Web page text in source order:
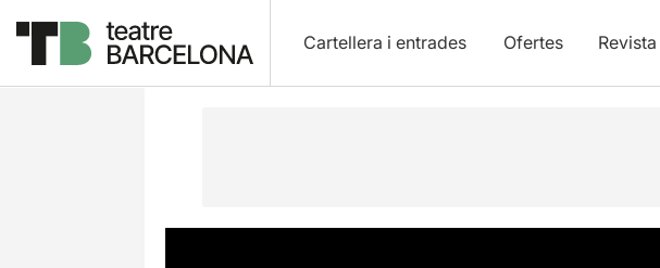
Cartellera i entrades Ofertes Revista
Descripció Fitxa artística Fotos i vídeos Opinions